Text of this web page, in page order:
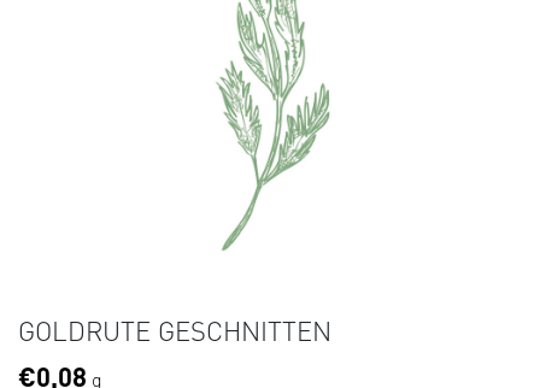
GOLDRUTE GESCHNITTEN
€0,08 g